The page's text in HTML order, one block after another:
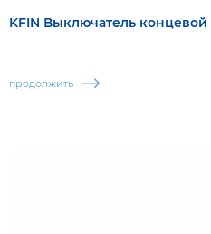
KFIN Выключатель
продолжить